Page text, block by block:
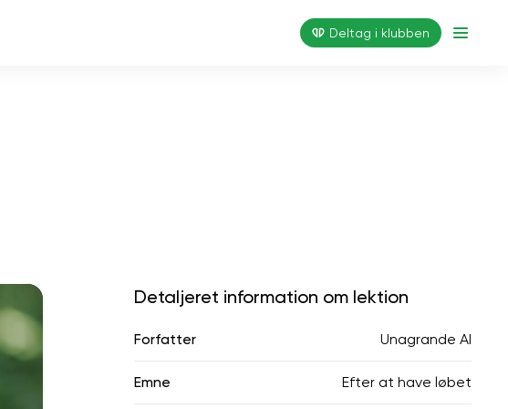
Deltag i klubben
Detaljeret information om lektion
Forfatter Unagrande AI
Emne Efter at have løbet